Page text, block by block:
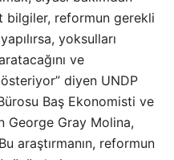
bilgiler, reformun gerekli
yoksulları
ve
diyen UNDP
Baş Ekonomisti ve
George Gray Molina,
araştırmanın, reformun